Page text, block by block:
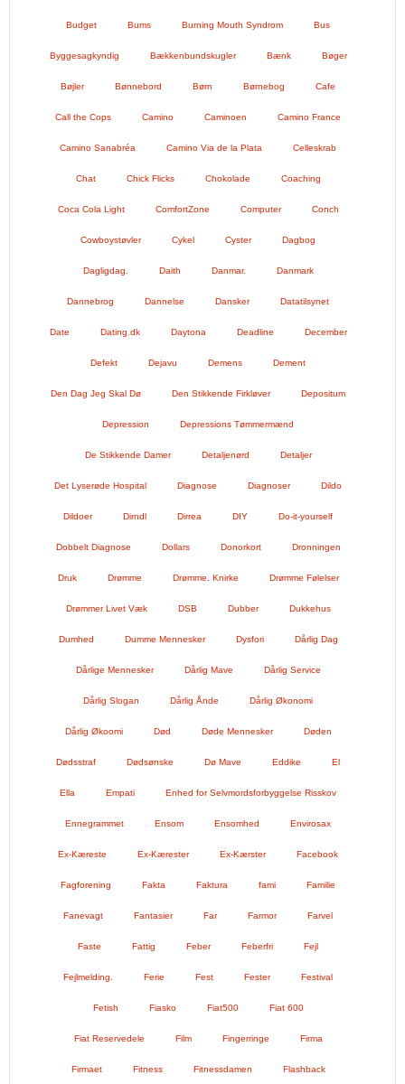
Budget Bums Burning Mouth Syndrom Bus
Byggesagkyndig Bækkenbundskugler Bænk Bøger
Bøjler Bønnebord Børn Børnebog Cafe
Call the Cops Camino Caminoen Camino France
Camino Sanabréa Camino Via de la Plata Celleskrab
Chat Chick Flicks Chokolade Coaching
Coca Cola Light ComfortZone Computer Conch
Cowboystøvler Cykel Cyster Dagbog
Dagligdag. Daith Danmar. Danmark
Dannebrog Dannelse Dansker Datatilsynet
Date Dating.dk Daytona Deadline December
Defekt Dejavu Demens Dement
Den Dag Jeg Skal Dø Den Stikkende Firkløver Depositum
Depression Depressions Tømmermænd
De Stikkende Damer Detaljenørd Detaljer
Det Lyserøde Hospital Diagnose Diagnoser Dildo
Dildoer Dirndl Dirrea DIY Do-it-yourself
Dobbelt Diagnose Dollars Donorkort Dronningen
Druk Drømme Drømme. Knirke Drømme Følelser
Drømmer Livet Væk DSB Dubber Dukkehus
Dumhed Dumme Mennesker Dysfori Dårlig Dag
Dårlige Mennesker Dårlig Mave Dårlig Service
Dårlig Slogan Dårlig Ånde Dårlig Økonomi
Dårlig Økoomi Død Døde Mennesker Døden
Dødsstraf Dødsønske Dø Mave Eddike El
Ella Empati Enhed for Selvmordsforbyggelse Risskov
Ennegrammet Ensom Ensomhed Envirosax
Ex-Kæreste Ex-Kærester Ex-Kærster Facebook
Fagforening Fakta Faktura fami Familie
Fanevagt Fantasier Far Farmor Farvel
Faste Fattig Feber Feberfri Fejl
Fejlmelding. Ferie Fest Fester Festival
Fetish Fiasko Fiat500 Fiat 600
Fiat Reservedele Film Fingerringe Firma
Firmaet Fitness Fitnessdamen Flashback